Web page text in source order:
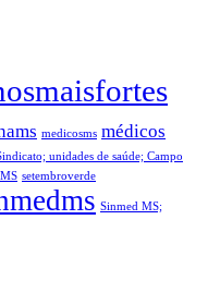
medicosms médicos
unidades de saúde; Campo
setembroverde
Sinmed MS;